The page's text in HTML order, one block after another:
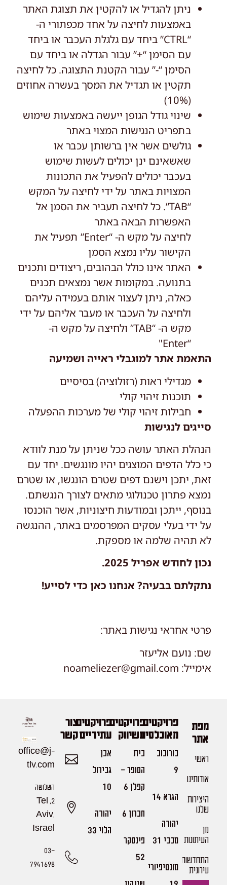
ניתן להגדיל או להקטין את תצוגת האתר
באמצעות לחיצה על אחד מכפתורי ה-
“CTRL” ביחד עם גלגלת העכבר או ביחד
עם הסימן “+” עבור הגדלה או ביחד עם
הסימן “-” עבור הקטנת התצוגה. כל לחיצה
תקטין או תגדיל את המסך בעשרה אחוזים
(10%)
שינוי גודל הגופן ייעשה באמצעות שימוש
בתפריט הנגישות המצוי באתר
גולשים אשר אין ברשותן עכבר או
שאשאינם ינן יכולים לעשות שימוש
בעכבר יכולים להפעיל את התכונות
המצויות באתר על ידי לחיצה על המקש
“TAB”. כל לחיצה תעביר את הסמן אל
האפשרות הבאה באתר
לחיצה על מקש ה- “Enter” תפעיל את
הקישור עליו נמצא הסמן
האתר אינו כולל הבהובים, ריצודים ותכנים
בתנועה. במקומות אשר נמצאים תכנים
כאלה, ניתן לעצור אותם בעמידה עליהם
ולחיצה על העכבר או מעבר אליהם על ידי
מקש ה- “TAB” ולחיצה על מקש ה-
“Enter"
התאמת אתר למוגבלי ראייה ושמיעה
מגדילי ראות (רזולוציה) בסיסיים
תוכנות זיהוי קולי
חבילות זיהוי קולי של מערכות ההפעלה
סייגים לנגישות
הנהלת האתר עושה ככל שניתן על מנת לוודא
כי כלל הדפים המוצגים יהיו מונגשים. יחד עם
זאת, יתכן וישנם דפים שטרם הונגשו, או שטרם
נמצא פתרון טכנולוגי מתאים לצורך הנגשתם.
בנוסף, ייתכן ובמודעות חיצוניות, אשר הוכנסו
על ידי בעלי עסקים המפרסמים באתר, ההנגשה
לא תהיה שלמה או מספקת.
נכון לחודש אפריל 2025.
נתקלתם בבעיה? אנחנו כאן כדי לסייע!
פרטי אחראי נגישות באתר:
שם: נועם אליעזר
אימייל: noameliezer@gmail.com
מפת
אתר
ראשי
אודותינו
היצירות
שלנו​
מן
העיתונות
התחדשות
עירונית
פרויקטים
מאוכלסים
בורוכוב
9
הגרא 14
יהודה
מכבי 31
מונטיפיורי
פרויקטים
בשיווק
בית
הסופר -
קפלן 6
חברון 6
פינסקר
52
פרויקטים
עתידיים
אבן
גבירול
10
יהודה
הלוי 33
צור
קשר
office@j-
tlv.com
השלושה
2, Tel
Aviv,
Israel
03-
7941698